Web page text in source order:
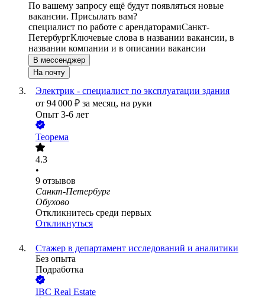
По вашему запросу ещё будут появляться новые
вакансии. Присылать вам?
специалист по работе с арендаторамиСанкт-
ПетербургКлючевые слова в названии вакансии, в
названии компании и в описании вакансии
В мессенджер
На почту
Электрик - специалист по эксплуатации здания
от 94 000 ₽ за месяц, на руки
Опыт 3-6 лет
Теорема
4.3
•
9 отзывов
Санкт-Петербург
Обухово
Откликнитесь среди первых
Откликнуться
Стажер в департамент исследований и аналитики
Без опыта
Подработка
IBC Real Estate